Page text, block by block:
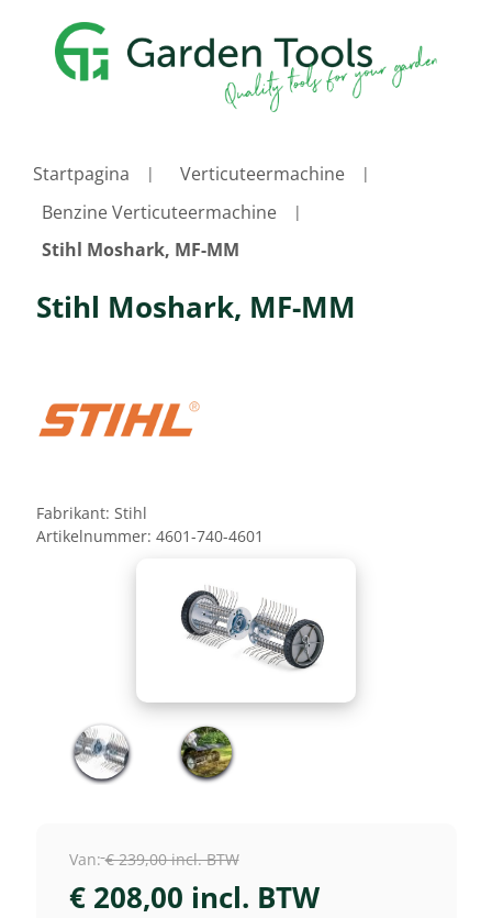
Startpagina
Verticuteermachine
Benzine Verticuteermachine
Stihl Moshark, MF-MM
Stihl Moshark, MF-MM
Fabrikant: Stihl
Artikelnummer: 4601-740-4601
Van: € 239,00 incl. BTW
€ 208,00 incl. BTW